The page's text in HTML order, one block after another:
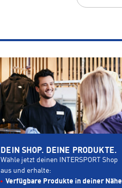
DEIN SHOP. DEINE PRODUKTE.
Wähle jetzt deinen INTERSPORT Shop
aus und erhalte:
Verfügbare Produkte in deiner Nähe